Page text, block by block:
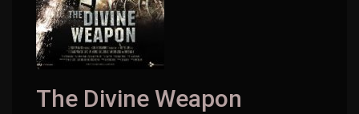
The Divine Weapon